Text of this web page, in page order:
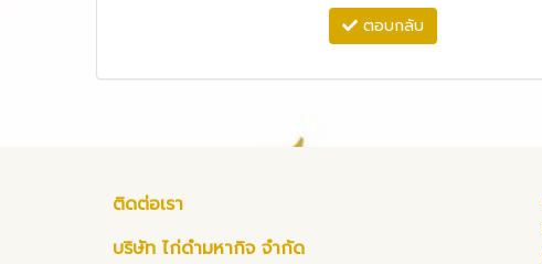
ตอบกลับ
ติดต่อเรา
บริษัท ไก่ดำมหากิจ จำกัด